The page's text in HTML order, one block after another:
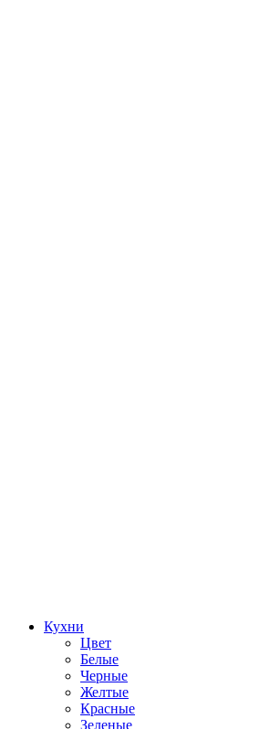
Кухни
Цвет
Белые
Черные
Желтые
Красные
Зеленые